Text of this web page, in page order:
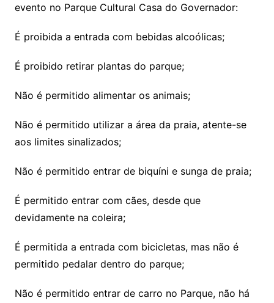
evento no Parque Cultural Casa do Governador:
É proibida a entrada com bebidas alcoólicas;
É proibido retirar plantas do parque;
Não é permitido alimentar os animais;
Não é permitido utilizar a área da praia, atente-se
aos limites sinalizados;
Não é permitido entrar de biquíni e sunga de praia;
É permitido entrar com cães, desde que
devidamente na coleira;
É permitida a entrada com bicicletas, mas não é
permitido pedalar dentro do parque;
Não é permitido entrar de carro no Parque, não há